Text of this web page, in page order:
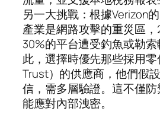
另一大挑戰：根據Verizon
產業是網路攻擊的重災區，
30%的平台遭受釣魚或勒
此，選擇時優先那些採用
Trust）的供應商，他們假
信，需多層驗證。這不僅
能應對內部洩密。